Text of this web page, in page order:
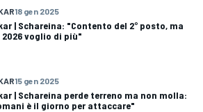
18 gen 2025
| Schareina: "Contento del 2° posto, ma
2026 voglio di più"
15 gen 2025
| Schareina perde terreno ma non molla:
è il giorno per attaccare"